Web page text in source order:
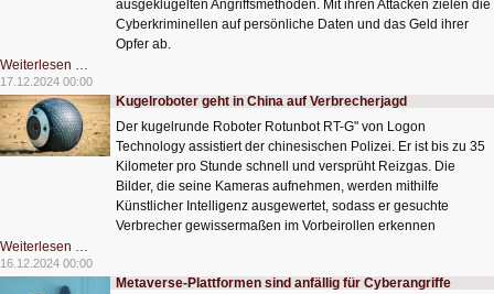
ausgeklügelten Angriffsmethoden. Mit ihren Attacken zielen die
Cyberkriminellen auf persönliche Daten und das Geld ihrer
Opfer ab.
Weiterlesen …
und
Kryptobetrug
auf
dem
Vormarsch
17.12.2024 00:00
Kugelroboter geht in China auf Verbrecherjagd
Der kugelrunde Roboter Rotunbot RT-G" von Logon
Technology assistiert der chinesischen Polizei. Er ist bis zu 35
Kilometer pro Stunde schnell und versprüht Reizgas. Die
Bilder, die seine Kameras aufnehmen, werden mithilfe
Künstlicher Intelligenz ausgewertet, sodass er gesuchte
Verbrecher gewissermaßen im Vorbeirollen erkennen
Weiterlesen …
geht
in
China
16.12.2024 00:00
Metaverse-Plattformen sind anfällig für Cyberangriffe